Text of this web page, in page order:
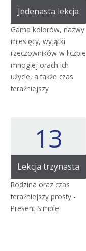
Jedenasta lekcja
Gama kolorów, nazwy
miesięcy, wyjątki
rzeczowników w liczbie
mnogiej orach ich
użycie, a także czas
teraźniejszy
13
Lekcja trzynasta
Rodzina oraz czas
teraźniejszy prosty -
Present Simple